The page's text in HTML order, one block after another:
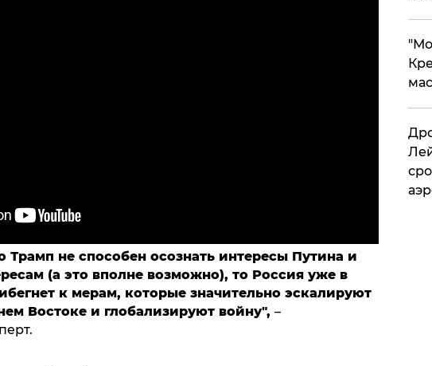
Трамп не способен осознать интересы Путина и
(а это вполне возможно), то Россия уже в
к мерам, которые значительно эскалируют
Востоке и глобализируют войну", –